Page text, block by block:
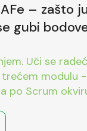
– zašto
gubi
Uči se
modulu
po Scrum